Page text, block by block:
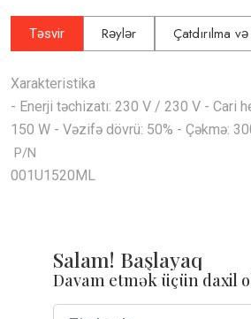
Təsvir Rəylər Çatdırılma
Xarakteristika
- Enerji təchizatı: 230 V / 230 V - Cari
150 W - Vəzifə dövrü: 50% - Çəkmə:
qorunması: 150 ° C - Açılış müddəti
açı açısı: 120 ° - İşləmə temperaturu: -
P/N
001U1520ML
Salam! Başlayaq
Davam etmək üçün daxil